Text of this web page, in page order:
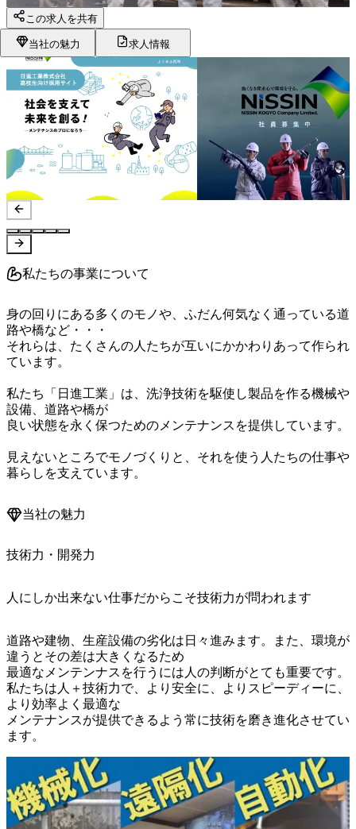
この求人を共有
当社の魅力 求人情報
私たちの事業について
身の回りにある多くのモノや、ふだん何気なく通っている道
路や橋など・・・
それらは、たくさんの人たちが互いにかかわりあって作られ
ています。
私たち「日進工業」は、洗浄技術を駆使し製品を作る機械や
設備、道路や橋が
良い状態を永く保つためのメンテナンスを提供しています。
見えないところでモノづくりと、それを使う人たちの仕事や
暮らしを支えています。
当社の魅力
技術力・開発力
人にしか出来ない仕事だからこそ技術力が問われます
道路や建物、生産設備の劣化は日々進みます。また、環境が
違うとその差は大きくなるため
最適なメンテンナスを行うには人の判断がとても重要です。
私たちは人＋技術力で、より安全に、よりスピーディーに、
より効率よく最適な
メンテナンスが提供できるよう常に技術を磨き進化させてい
ます。